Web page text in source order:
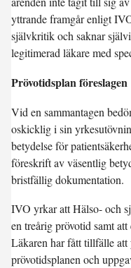
yttrande framgår enligt
självkritik och saknar
legitimerad läkare med
Prövotidsplan föreslagen
Vid en sammantagen
oskicklig i sin
betydelse för
föreskrift av väsentlig
bristfällig dokumentation.
IVO yrkar att Hälso- och
en treårig prövotid samt
Läkaren har fått tillfälle att
prövotidsplanen och